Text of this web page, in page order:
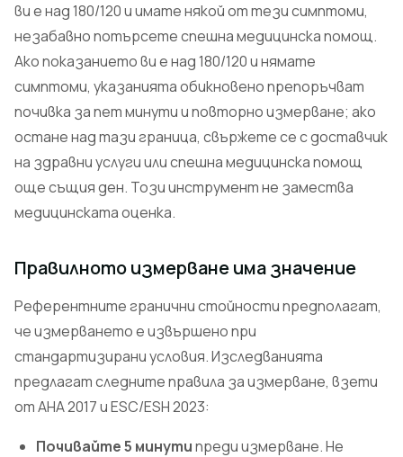
ви е над 180/120 и имате някой от тези симптоми,
незабавно потърсете спешна медицинска помощ.
Ако показанието ви е над 180/120 и нямате
симптоми, указанията обикновено препоръчват
почивка за пет минути и повторно измерване; ако
остане над тази граница, свържете се с доставчик
на здравни услуги или спешна медицинска помощ
още същия ден. Този инструмент не замества
медицинската оценка.
Правилното измерване има значение
Референтните гранични стойности предполагат,
че измерването е извършено при
стандартизирани условия. Изследванията
предлагат следните правила за измерване, взети
от AHA 2017 и ESC/ESH 2023:
Почивайте 5 минутипреди измерване. Не